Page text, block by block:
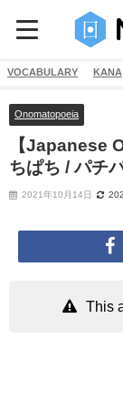
VOCABULARY KANA
Onomatopoeia
【Japanese
ちぱち / パチ
2021年10月14日
This